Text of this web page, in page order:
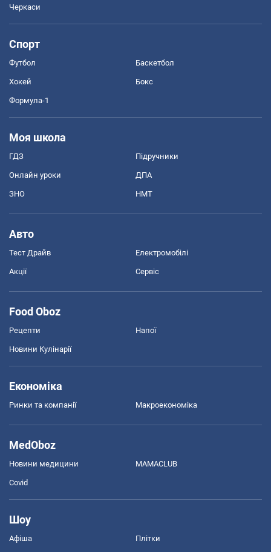
Черкаси
Спорт
Футбол Баскетбол
Хокей Бокс
Формула-1
Моя школа
ГДЗ Підручники
Онлайн уроки ДПА
ЗНО НМТ
Авто
Тест Драйв Електромобілі
Акції Сервіс
Food Oboz
Рецепти Напої
Новини Кулінарії
Економіка
Ринки та компанії Макроекономіка
MedOboz
Новини медицини MAMACLUB
Covid
Шоу
Афіша Плітки